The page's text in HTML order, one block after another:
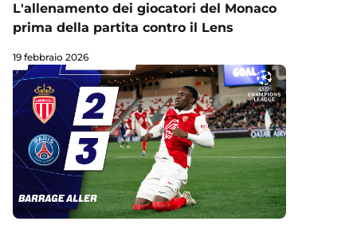
L'allenamento dei giocatori del Monaco
prima della partita contro il Lens
19 febbraio 2026